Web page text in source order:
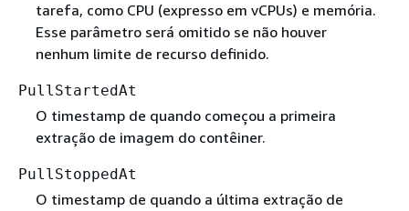
tarefa, como CPU (expresso em vCPUs) e memória.
Esse parâmetro será omitido se não houver
nenhum limite de recurso definido.
PullStartedAt
O timestamp de quando começou a primeira
extração de imagem do contêiner.
PullStoppedAt
O timestamp de quando a última extração de